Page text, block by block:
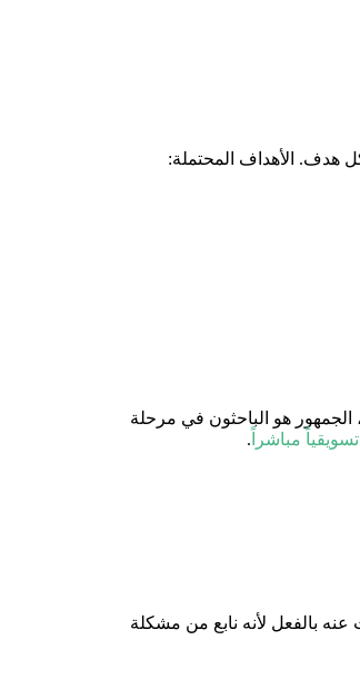
هدف. الأهداف المحتملة:
هو الباحثون في مرحلة
تسويقياً مباشراً .
بالفعل لأنه نابع من مشكلة